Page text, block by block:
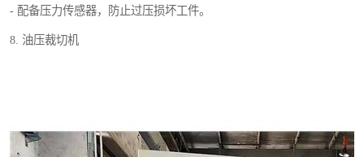
- 配备压力传感器，防止过压损坏工件。
8. 油压裁切机